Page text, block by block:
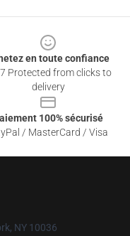
en toute confiance
Protected from clicks to
delivery
100% sécurisé
/ MasterCard / Visa
NY 10036